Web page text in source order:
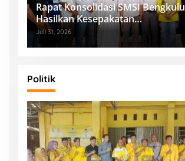
Rapat Konsolidasi SMSI Bengkulu
Hasilkan Kesepakatan
Pembentukan Pokja Newsroom
Kolaboratif
Juli 31, 2026
Politik